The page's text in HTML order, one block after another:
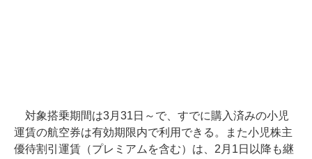
対象搭乗期間は3月31日～で、すでに購入済みの小児
運賃の航空券は有効期限内で利用できる。また小児株主
優待割引運賃（プレミアムを含む）は、2月1日以降も継